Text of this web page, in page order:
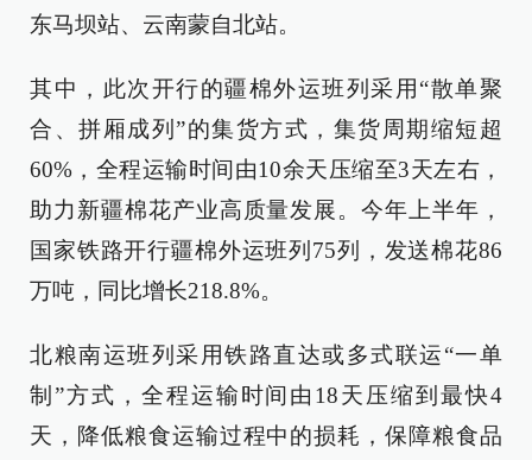
东马坝站、云南蒙自北站。
其中，此次开行的疆棉外运班列采用“散单聚
合、拼厢成列”的集货方式，集货周期缩短超
60%，全程运输时间由10余天压缩至3天左右，
助力新疆棉花产业高质量发展。今年上半年，
国家铁路开行疆棉外运班列75列，发送棉花86
万吨，同比增长218.8%。
北粮南运班列采用铁路直达或多式联运“一单
制”方式，全程运输时间由18天压缩到最快4
天，降低粮食运输过程中的损耗，保障粮食品